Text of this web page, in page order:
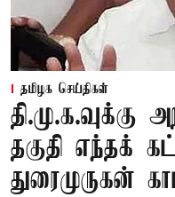
தமிழக செய்திகள்
தி.மு.க.வுக்கு
தகுதி எந்தக்
துரைமுருகன்